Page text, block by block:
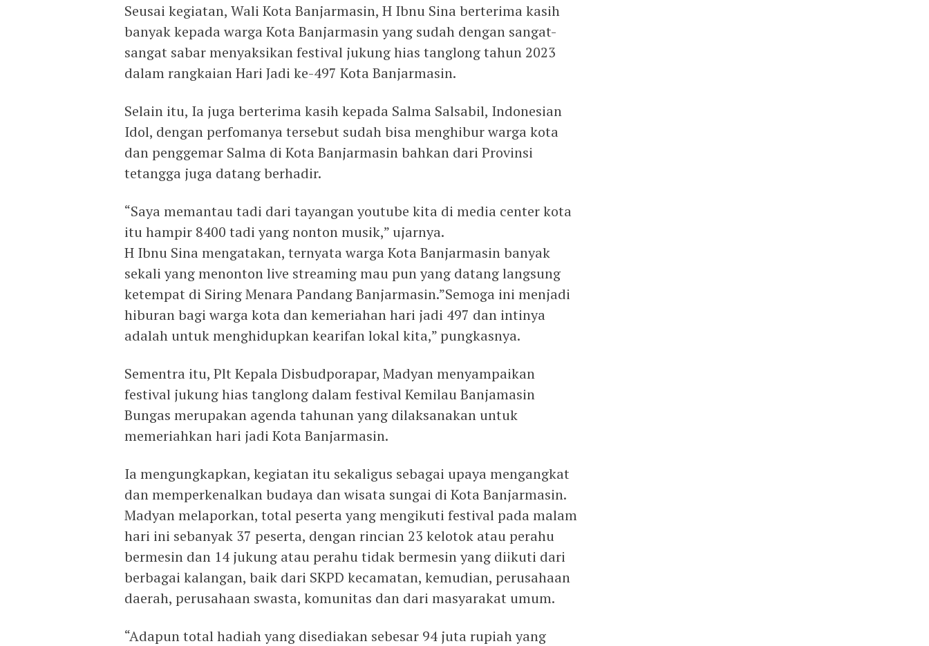
Seusai kegiatan, Wali Kota Banjarmasin, H Ibnu Sina berterima kasih
banyak kepada warga Kota Banjarmasin yang sudah dengan sangat-
sangat sabar menyaksikan festival jukung hias tanglong tahun 2023
dalam rangkaian Hari Jadi ke-497 Kota Banjarmasin.
Selain itu, Ia juga berterima kasih kepada Salma Salsabil, Indonesian
Idol, dengan perfomanya tersebut sudah bisa menghibur warga kota
dan penggemar Salma di Kota Banjarmasin bahkan dari Provinsi
tetangga juga datang berhadir.
“Saya memantau tadi dari tayangan youtube kita di media center kota
itu hampir 8400 tadi yang nonton musik,” ujarnya.
H Ibnu Sina mengatakan, ternyata warga Kota Banjarmasin banyak
sekali yang menonton live streaming mau pun yang datang langsung
ketempat di Siring Menara Pandang Banjarmasin.”Semoga ini menjadi
hiburan bagi warga kota dan kemeriahan hari jadi 497 dan intinya
adalah untuk menghidupkan kearifan lokal kita,” pungkasnya.
Sementra itu, Plt Kepala Disbudporapar, Madyan menyampaikan
festival jukung hias tanglong dalam festival Kemilau Banjamasin
Bungas merupakan agenda tahunan yang dilaksanakan untuk
memeriahkan hari jadi Kota Banjarmasin.
Ia mengungkapkan, kegiatan itu sekaligus sebagai upaya mengangkat
dan memperkenalkan budaya dan wisata sungai di Kota Banjarmasin.
Madyan melaporkan, total peserta yang mengikuti festival pada malam
hari ini sebanyak 37 peserta, dengan rincian 23 kelotok atau perahu
bermesin dan 14 jukung atau perahu tidak bermesin yang diikuti dari
berbagai kalangan, baik dari SKPD kecamatan, kemudian, perusahaan
daerah, perusahaan swasta, komunitas dan dari masyarakat umum.
“Adapun total hadiah yang disediakan sebesar 94 juta rupiah yang